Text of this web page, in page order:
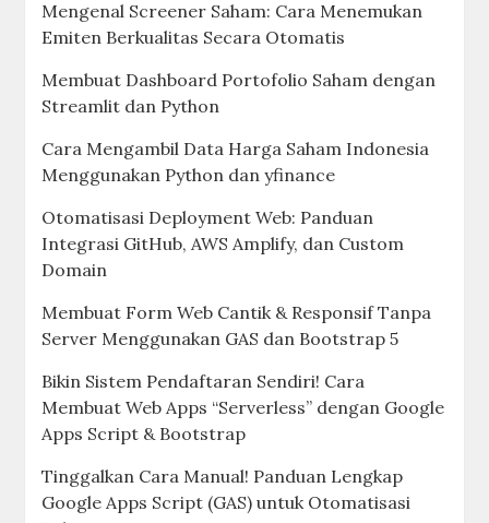
Mengenal Screener Saham: Cara Menemukan
Emiten Berkualitas Secara Otomatis
Membuat Dashboard Portofolio Saham dengan
Streamlit dan Python
Cara Mengambil Data Harga Saham Indonesia
Menggunakan Python dan yfinance
Otomatisasi Deployment Web: Panduan
Integrasi GitHub, AWS Amplify, dan Custom
Domain
Membuat Form Web Cantik & Responsif Tanpa
Server Menggunakan GAS dan Bootstrap 5
Bikin Sistem Pendaftaran Sendiri! Cara
Membuat Web Apps “Serverless” dengan Google
Apps Script & Bootstrap
Tinggalkan Cara Manual! Panduan Lengkap
Google Apps Script (GAS) untuk Otomatisasi